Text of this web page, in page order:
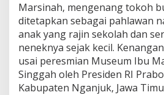
Marsinah, mengenang tokoh
ditetapkan sebagai pahlawan
anak yang rajin sekolah dan
neneknya sejak kecil.
usai peresmian Museum Ibu
Singgah oleh Presiden RI
Kabupaten Nganjuk, Jawa